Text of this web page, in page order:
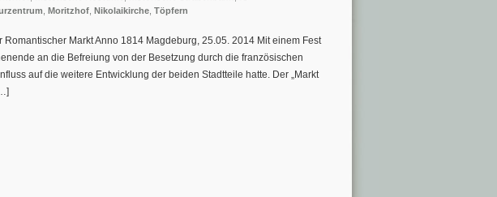
Moritzhof Nikolaikirche Töpfern
Markt Anno 1814 Magdeburg, 25.05. 2014 Mit einem Fest
an die Befreiung von der Besetzung durch die französischen
auf die weitere Entwicklung der beiden Stadtteile hatte. Der „Markt